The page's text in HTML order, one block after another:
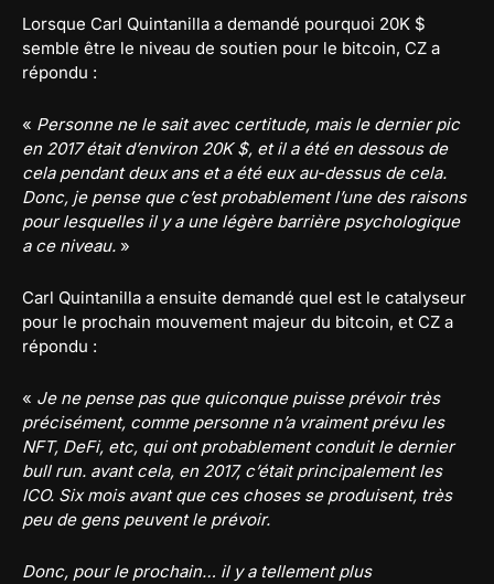
Lorsque Carl Quintanilla a demandé pourquoi 20K $
semble être le niveau de soutien pour le bitcoin, CZ a
répondu :
« Personne ne le sait avec certitude, mais le dernier pic
en 2017 était d’environ 20K $, et il a été en dessous de
cela pendant deux ans et a été eux au-dessus de cela.
Donc, je pense que c’est probablement l’une des raisons
pour lesquelles il y a une légère barrière psychologique
a ce niveau. »
Carl Quintanilla a ensuite demandé quel est le catalyseur
pour le prochain mouvement majeur du bitcoin, et CZ a
répondu :
« Je ne pense pas que quiconque puisse prévoir très
précisément, comme personne n’a vraiment prévu les
NFT, DeFi, etc, qui ont probablement conduit le dernier
bull run. avant cela, en 2017, c’était principalement les
ICO. Six mois avant que ces choses se produisent, très
peu de gens peuvent le prévoir.
Donc, pour le prochain… il y a tellement plus